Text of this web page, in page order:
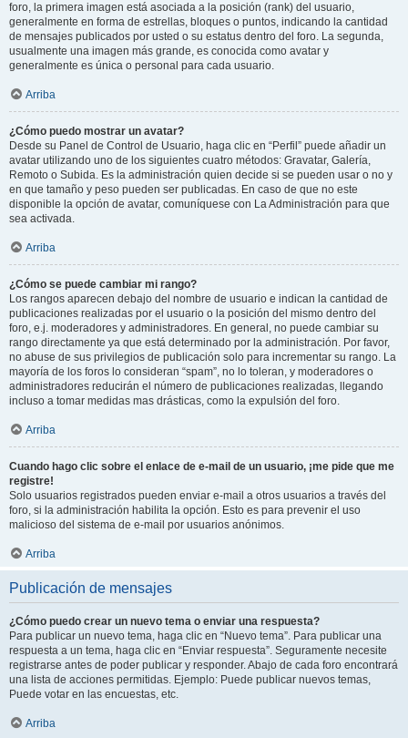
foro, la primera imagen está asociada a la posición (rank) del usuario,
generalmente en forma de estrellas, bloques o puntos, indicando la cantidad
de mensajes publicados por usted o su estatus dentro del foro. La segunda,
usualmente una imagen más grande, es conocida como avatar y
generalmente es única o personal para cada usuario.
Arriba
¿Cómo puedo mostrar un avatar?
Desde su Panel de Control de Usuario, haga clic en “Perfil” puede añadir un
avatar utilizando uno de los siguientes cuatro métodos: Gravatar, Galería,
Remoto o Subida. Es la administración quien decide si se pueden usar o no y
en que tamaño y peso pueden ser publicadas. En caso de que no este
disponible la opción de avatar, comuníquese con La Administración para que
sea activada.
Arriba
¿Cómo se puede cambiar mi rango?
Los rangos aparecen debajo del nombre de usuario e indican la cantidad de
publicaciones realizadas por el usuario o la posición del mismo dentro del
foro, e.j. moderadores y administradores. En general, no puede cambiar su
rango directamente ya que está determinado por la administración. Por favor,
no abuse de sus privilegios de publicación solo para incrementar su rango. La
mayoría de los foros lo consideran “spam”, no lo toleran, y moderadores o
administradores reducirán el número de publicaciones realizadas, llegando
incluso a tomar medidas mas drásticas, como la expulsión del foro.
Arriba
Cuando hago clic sobre el enlace de e-mail de un usuario, ¡me pide que me
registre!
Solo usuarios registrados pueden enviar e-mail a otros usuarios a través del
foro, si la administración habilita la opción. Esto es para prevenir el uso
malicioso del sistema de e-mail por usuarios anónimos.
Arriba
Publicación de mensajes
¿Cómo puedo crear un nuevo tema o enviar una respuesta?
Para publicar un nuevo tema, haga clic en “Nuevo tema”. Para publicar una
respuesta a un tema, haga clic en “Enviar respuesta”. Seguramente necesite
registrarse antes de poder publicar y responder. Abajo de cada foro encontrará
una lista de acciones permitidas. Ejemplo: Puede publicar nuevos temas,
Puede votar en las encuestas, etc.
Arriba